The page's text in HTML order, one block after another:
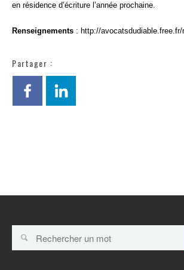
en résidence d’écriture l’année prochaine.
Renseignements : http://avocatsdudiable.free.fr/
Partager :